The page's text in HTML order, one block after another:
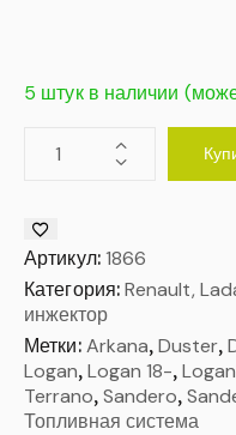
5 штук в наличии
Артикул: 1866
Категория:Renault,
инжектор
Метки: Arkana, Duster,
Logan,Logan 18-,
Terrano,Sandero,
Топливная система